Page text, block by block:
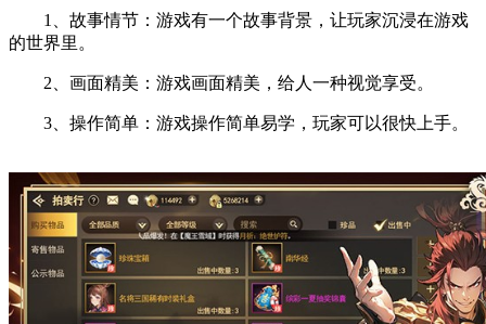
1、故事情节：游戏有一个故事背景，让玩家沉浸在游戏
的世界里。
2、画面精美：游戏画面精美，给人一种视觉享受。
3、操作简单：游戏操作简单易学，玩家可以很快上手。